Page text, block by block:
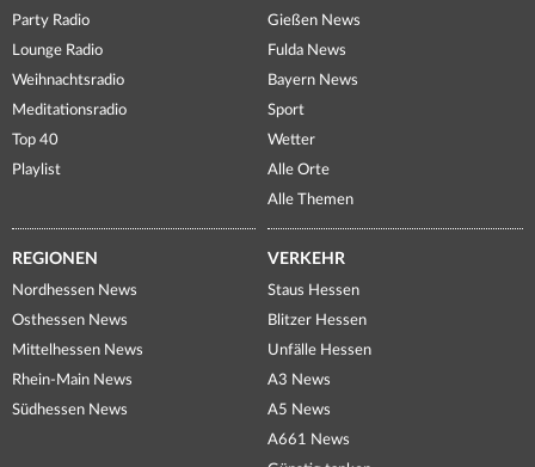
Party Radio
Lounge Radio
Weihnachtsradio
Meditationsradio
Top 40
Playlist
Gießen News
Fulda News
Bayern News
Sport
Wetter
Alle Orte
Alle Themen
REGIONEN
Nordhessen News
Osthessen News
Mittelhessen News
Rhein-Main News
Südhessen News
VERKEHR
Staus Hessen
Blitzer Hessen
Unfälle Hessen
A3 News
A5 News
A661 News